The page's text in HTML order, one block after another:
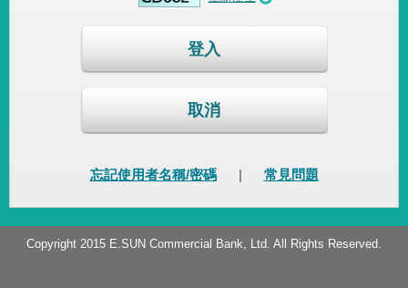
登入
取消
忘記使用者名稱/密碼 | 常見問題
Copyright 2015 E.SUN Commercial Bank, Ltd. All Rights Reserved.